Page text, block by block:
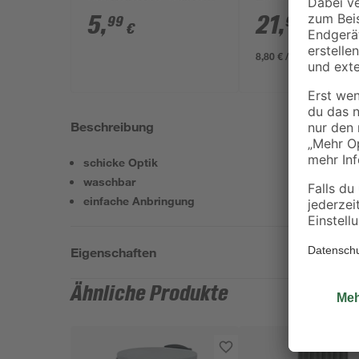
LS 80' anthrazit
5,99 € 21,99 €
8,80 € / Meter
Beschreibung
schicke Optik
waschbar
einfache Anbringung
Eigenschaften
Ähnliche Produkte